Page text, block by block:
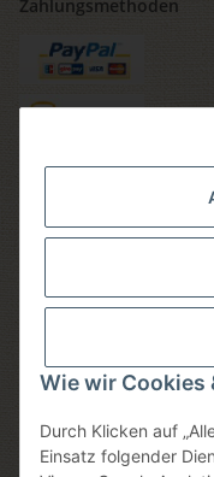
Wie wir Cookies
Durch Klicken auf
Einsatz folgender
Zahlungsmethoden
Versandmethoden
Sicheres einkaufen